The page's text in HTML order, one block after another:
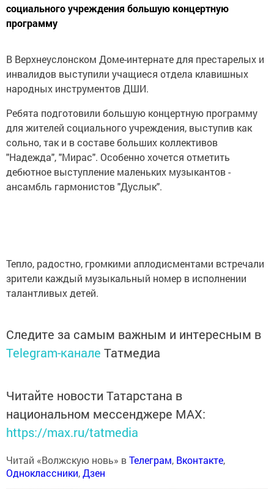
социального учреждения большую концертную
программу
В Верхнеуслонском Доме-интернате для престарелых и
инвалидов выступили учащиеся отдела клавишных
народных инструментов ДШИ.
Ребята подготовили большую концертную программу
для жителей социального учреждения, выступив как
сольно, так и в составе больших коллективов
"Надежда", "Мирас". Особенно хочется отметить
дебютное выступление маленьких музыкантов -
ансамбль гармонистов "Дуслык".
Тепло, радостно, громкими аплодисментами встречали
зрители каждый музыкальный номер в исполнении
талантливых детей.
Следите за самым важным и интересным в
Telegram-канале Татмедиа
Читайте новости Татарстана в
национальном мессенджере MАХ:
https://max.ru/tatmedia
Читай «Волжскую новь» вТелеграм, Вконтакте,
Одноклассники,Дзен